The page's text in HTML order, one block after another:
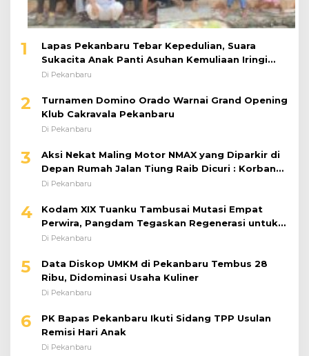
1
Lapas Pekanbaru Tebar Kepedulian, Suara
Sukacita Anak Panti Asuhan Kemuliaan Iringi
Bantuan Sosial
Di Pekanbaru
2
Turnamen Domino Orado Warnai Grand Opening
Klub Cakravala Pekanbaru
Di Pekanbaru
3
Aksi Nekat Maling Motor NMAX yang Diparkir di
Depan Rumah Jalan Tiung Raib Dicuri : Korban
Minta Pelaku Ditangkap Pihak Kepolisian
Di Pekanbaru
4
Kodam XIX Tuanku Tambusai Mutasi Empat
Perwira, Pangdam Tegaskan Regenerasi untuk
Perkuat Kinerja Satuan
Di Pekanbaru
5
Data Diskop UMKM di Pekanbaru Tembus 28
Ribu, Didominasi Usaha Kuliner
Di Pekanbaru
6
PK Bapas Pekanbaru Ikuti Sidang TPP Usulan
Remisi Hari Anak
Di Pekanbaru